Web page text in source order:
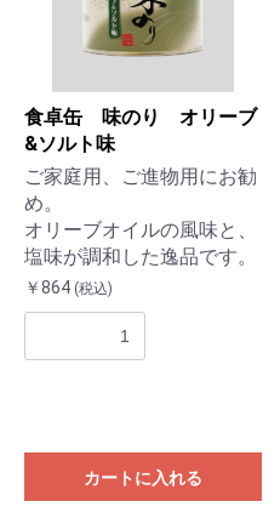
食卓缶 味のり オリーブ
&ソルト味
ご家庭用、ご進物用にお勧
め。
オリーブオイルの風味と、
塩味が調和した逸品です。
￥864 (税込)
カートに入れる